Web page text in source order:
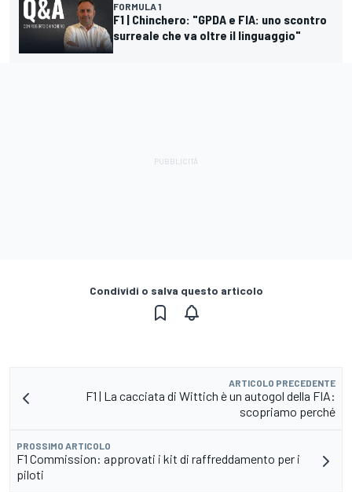
FORMULA 1
F1 | Chinchero: "GPDA e FIA: uno scontro
surreale che va oltre il linguaggio"
Condividi o salva questo articolo
ARTICOLO PRECEDENTE
F1 | La cacciata di Wittich è un autogol della FIA:
scopriamo perché
PROSSIMO ARTICOLO
F1 Commission: approvati i kit di raffreddamento per i
piloti